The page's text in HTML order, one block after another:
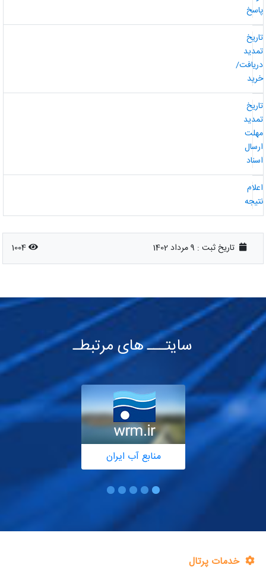
تاریخ ثبت : 9 مرداد 1402 1004
سایتـــ های مرتبطـ
منابع آب ایران
خدمات پرتال